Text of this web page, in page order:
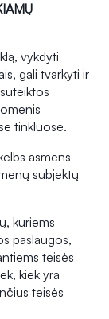
vykdyti
gali tvarkyti ir
tinkluose.
asmens
subjektų
kuriems
paslaugos,
teisės
kiek yra
teisės